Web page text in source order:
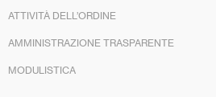
ATTIVITÀ DELL’ORDINE
AMMINISTRAZIONE TRASPARENTE
MODULISTICA